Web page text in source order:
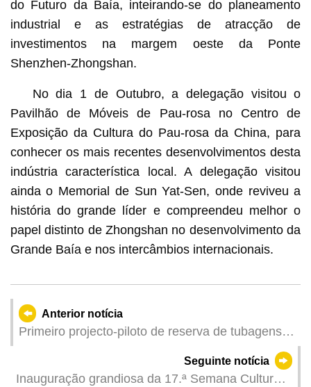
do Futuro da Baía, inteirando-se do planeamento
industrial e as estratégias de atracção de
investimentos na margem oeste da Ponte
Shenzhen-Zhongshan.
No dia 1 de Outubro, a delegação visitou o
Pavilhão de Móveis de Pau-rosa no Centro de
Exposição da Cultura do Pau-rosa da China, para
conhecer os mais recentes desenvolvimentos desta
indústria característica local. A delegação visitou
ainda o Memorial de Sun Yat-Sen, onde reviveu a
história do grande líder e compreendeu melhor o
papel distinto de Zhongshan no desenvolvimento da
Grande Baía e nos intercâmbios internacionais.
Anterior notícia
Primeiro projecto-piloto de reserva de tubagens
após a semana dourada do Dia Nacional na Rua
Seguinte notícia
Inauguração grandiosa da 17.ª Semana Cultural